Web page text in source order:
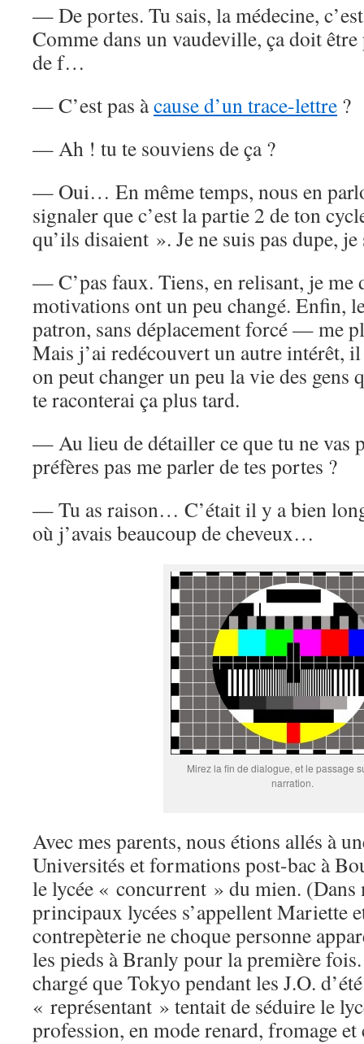
— De portes. Tu sais, la médecine,
Comme dans un vaudeville, ça doit
de f…
— C’est pas àcause d’un trace-lettre ?
— Ah ! tu te souviens de ça ?
— Oui… En même temps, nous en
signaler que c’est la partie 2 de ton
qu’ils disaient ». Je ne suis pas dupe,
— C’pas faux. Tiens, en relisant, je me
motivations ont un peu changé. Enfin,
patron, sans déplacement forcé — me
Mais j’ai redécouvert un autre intérêt,
on peut changer un peu la vie des
te raconterai ça plus tard.
— Au lieu de détailler ce que tu ne vas
préfères pas me parler de tes portes ?
— Tu as raison… C’était il y a bien
où j’avais beaucoup de cheveux…
Mirez la fin de dialogue, et le passage
narration.
Avec mes parents, nous étions allés à
Universités et formations post-bac à
le lycée « concurrent » du mien. (Dans
principaux lycées s’appellent Mariette
contrepèterie ne choque personne
les pieds à Branly pour la première
chargé que Tokyo pendant les J.O.
« représentant » tentait de séduire le
profession, en mode renard, fromage